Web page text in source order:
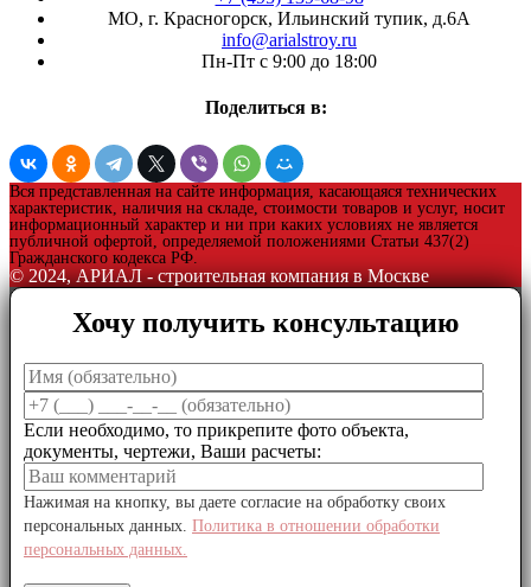
МО, г. Красногорск, Ильинский тупик, д.6А
info@arialstroy.ru
Пн-Пт с 9:00 до 18:00
Поделиться в:
Вся представленная на сайте информация, касающаяся технических
характеристик, наличия на складе, стоимости товаров и услуг, носит
информационный характер и ни при каких условиях не является
публичной офертой, определяемой положениями Статьи 437(2)
Гражданского кодекса РФ.
© 2024, АРИАЛ - строительная компания в Москве
Хочу получить консультацию
Если необходимо, то прикрепите фото объекта,
документы, чертежи, Ваши расчеты:
Нажимая на кнопку, вы даете согласие на обработку своих
персональных данных. Политика в отношении обработки
персональных данных.